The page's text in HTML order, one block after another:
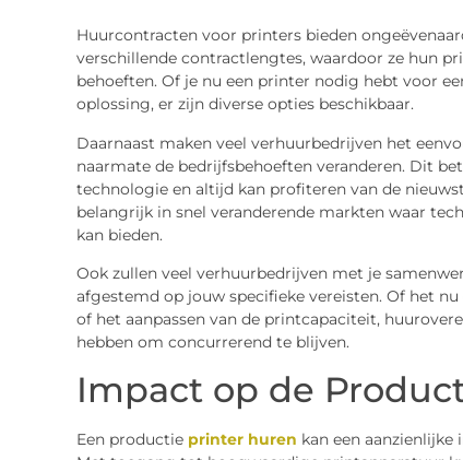
Huurcontracten voor printers bieden
verschillende contractlengtes, waardoor ze hun
behoeften. Of je nu een printer nodig hebt voor
oplossing, er zijn diverse opties beschikbaar.
Daarnaast maken veel verhuurbedrijven het
naarmate de bedrijfsbehoeften veranderen. Dit
technologie en altijd kan profiteren van de
belangrijk in snel veranderende markten waar
kan bieden.
Ook zullen veel verhuurbedrijven met je
afgestemd op jouw specifieke vereisten. Of het
of het aanpassen van de printcapaciteit,
hebben om concurrerend te blijven.
Impact op de
Een productieprinter huren kan een